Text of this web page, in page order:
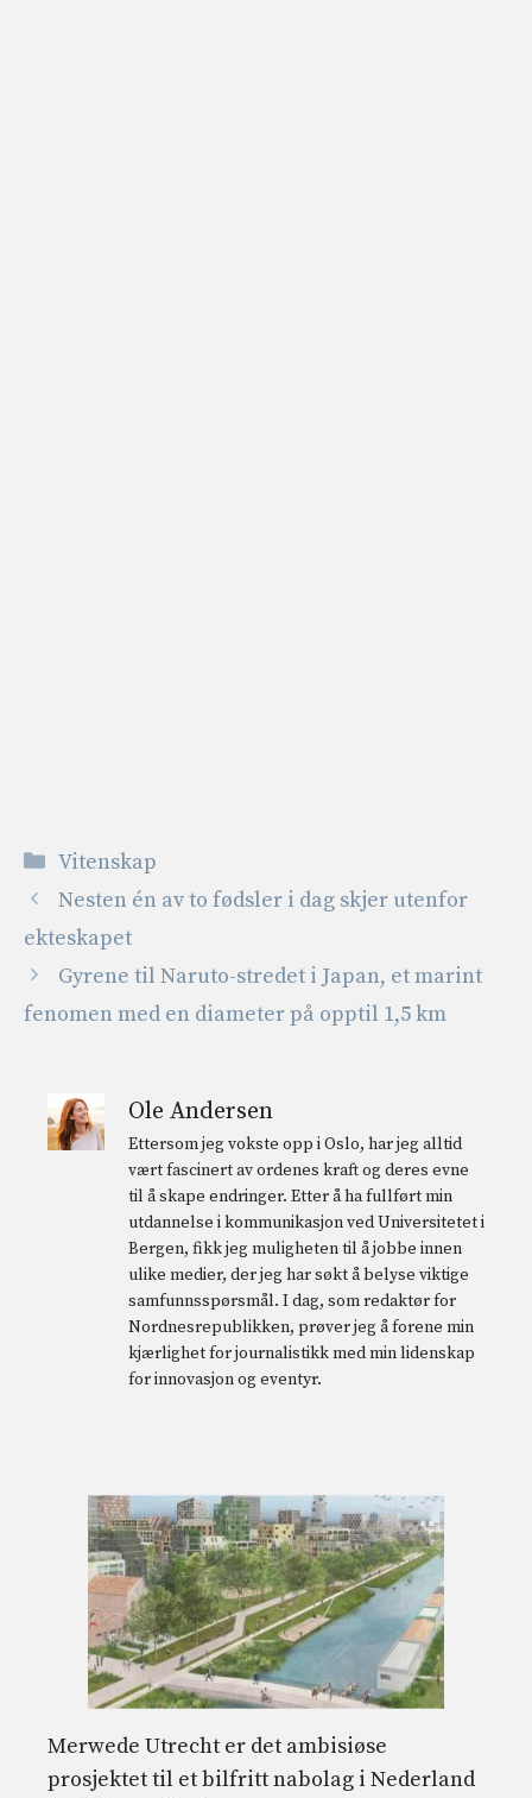
Kategorier
Vitenskap
Nesten én av to fødsler i dag skjer utenfor
ekteskapet
Gyrene til Naruto-stredet i Japan, et marint
fenomen med en diameter på opptil 1,5 km
Ole Andersen
Ettersom jeg vokste opp i Oslo, har jeg alltid
vært fascinert av ordenes kraft og deres evne
til å skape endringer. Etter å ha fullført min
utdannelse i kommunikasjon ved Universitetet i
Bergen, fikk jeg muligheten til å jobbe innen
ulike medier, der jeg har søkt å belyse viktige
samfunnsspørsmål. I dag, som redaktør for
Nordnesrepublikken, prøver jeg å forene min
kjærlighet for journalistikk med min lidenskap
for innovasjon og eventyr.
Merwede Utrecht er det ambisiøse
prosjektet til et bilfritt nabolag i Nederland